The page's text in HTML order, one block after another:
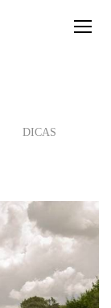
DICAS